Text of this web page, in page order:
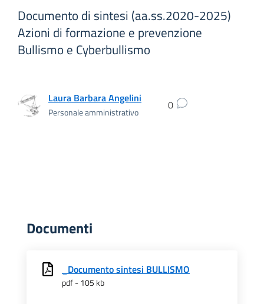
Documento di sintesi (aa.ss.2020-2025)
Azioni di formazione e prevenzione
Bullismo e Cyberbullismo
Laura Barbara Angelini
Personale amministrativo 0
Documenti
_Documento sintesi BULLISMO
pdf - 105 kb